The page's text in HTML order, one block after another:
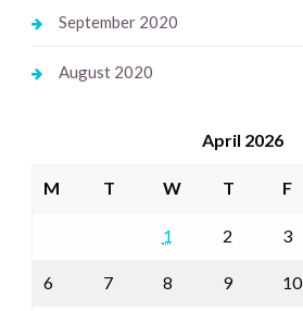
September 2020
August 2020
April 2026
M T W T F
1 2 3
6 7 8 9 10